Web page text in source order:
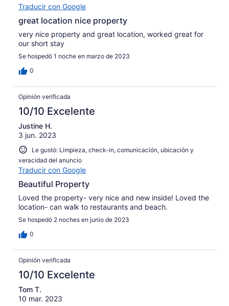
Traducir con Google
great location nice property
very nice property and great location, worked great for
our short stay
Se hospedó 1 noche en marzo de 2023
0
Opinión verificada
10/10 Excelente
Justine H.
3 jun. 2023
Le gustó: Limpieza, check-in, comunicación, ubicación y
veracidad del anuncio
Traducir con Google
Beautiful Property
Loved the property- very nice and new inside! Loved the
location- can walk to restaurants and beach.
Se hospedó 2 noches en junio de 2023
0
Opinión verificada
10/10 Excelente
Tom T.
10 mar. 2023